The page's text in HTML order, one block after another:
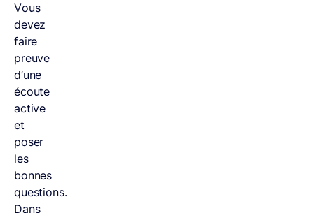
Vous
devez
faire
preuve
d’une
écoute
active
et
poser
les
bonnes
questions.
Dans